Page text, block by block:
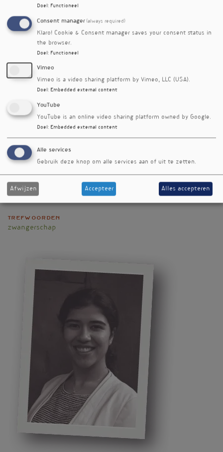
Trefwoorden
zwangerschap
Doel : Functioneel
Consent manager (always required)
Klaro! Cookie & Consent manager saves your consent status in
the browser.
Doel : Functioneel
Vimeo
Vimeo is a video sharing platform by Vimeo, LLC (USA).
Doel : Embedded external content
YouTube
YouTube is an online video sharing platform owned by Google.
Doel : Embedded external content
Alle services
Gebruik deze knop om alle services aan of uit te zetten.
Afwijzen Accepteer Alles accepteren